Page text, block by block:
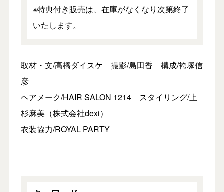
※特典付き販売は、在庫がなくなり次第終了
いたします。
取材・文/高橋ダイスケ 撮影/島田香 構成/袴塚信
彦
ヘアメーク/HAIR SALON 1214 スタイリング/上
杉麻美（株式会社dexi）
衣装協力/ROYAL PARTY